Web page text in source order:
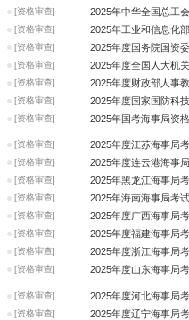
[资格审查]
[资格审查]
[资格审查]
[资格审查]
[资格审查]
[资格审查]
[资格审查]
[资格审查]
[资格审查]
[资格审查]
[资格审查]
[资格审查]
[资格审查]
[资格审查]
[资格审查]
[资格审查]
[资格审查]